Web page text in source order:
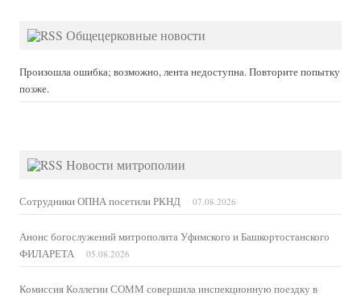
Общецерковные новости
Произошла ошибка; возможно, лента недоступна. Повторите попытку
позже.
Новости митрополии
Сотрудники ОПНА посетили РКНД 07.08.2026
Анонс богослужений митрополита Уфимского и Башкортостанского
ФИЛАРЕТА
05.08.2026
Комиссия Коллегии СОММ совершила инспекционную поездку в